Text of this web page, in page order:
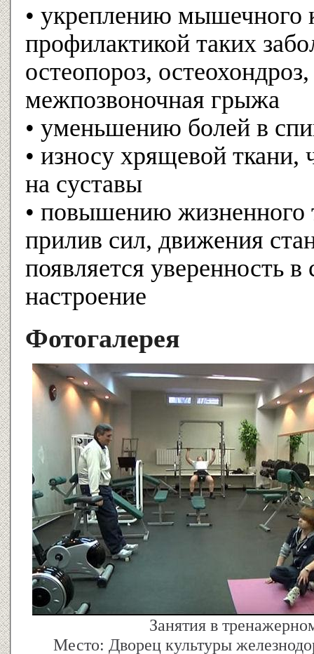
• укреплению мышечного
профилактикой таких
остеопороз,
межпозвоночная грыжа
• уменьшению болей в
• износу хрящевой ткани,
на суставы
• повышению жизненного
прилив сил, движения
появляется уверенность
настроение
Фотогалерея
Занятия в